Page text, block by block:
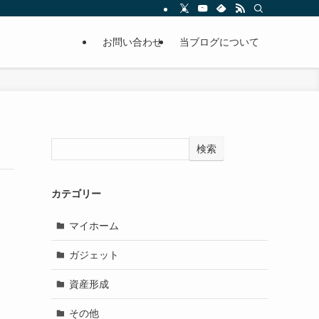
お問い合わせ 当ブログについて
検索
カテゴリー
マイホーム
ガジェット
資産形成
その他